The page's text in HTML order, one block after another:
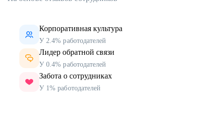
Корпоративная культура
У 2.4% работодателей
Лидер обратной связи
У 0.4% работодателей
Забота о сотрудниках
У 1% работодателей